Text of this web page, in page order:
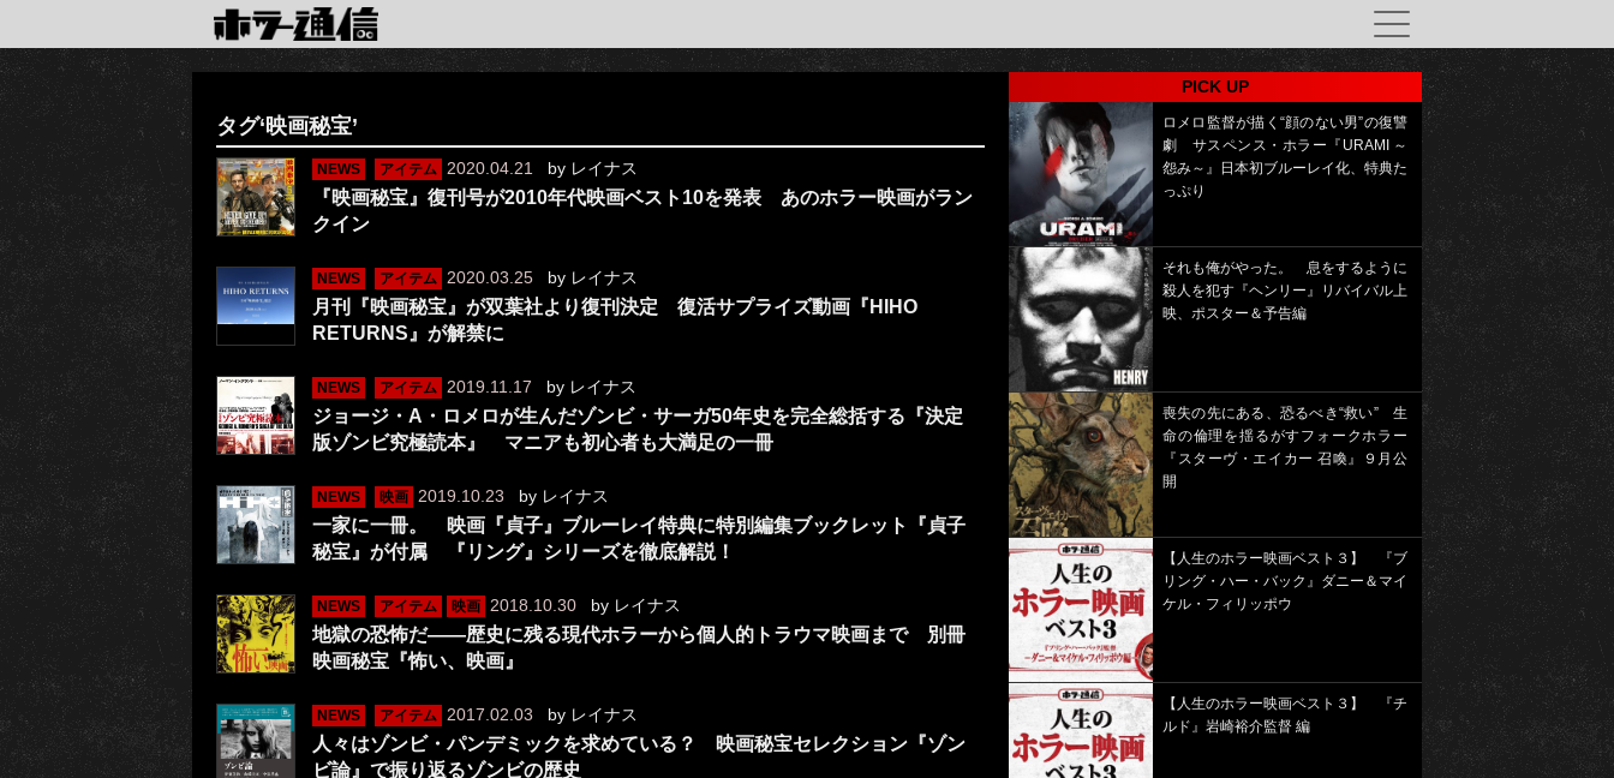
タグ‘映画秘宝’
NEWS アイテム 2020.04.21 by レイナス
『映画秘宝』復刊号が2010年代映画ベスト10を発表 あのホラー映画がラン
クイン
NEWS アイテム 2020.03.25 by レイナス
月刊『映画秘宝』が双葉社より復刊決定 復活サプライズ動画『HIHO
RETURNS』が解禁に
NEWS アイテム 2019.11.17 by レイナス
ジョージ・A・ロメロが生んだゾンビ・サーガ50年史を完全総括する『決定
版ゾンビ究極読本』 マニアも初心者も大満足の一冊
NEWS 映画 2019.10.23 by レイナス
一家に一冊。 映画『貞子』ブルーレイ特典に特別編集ブックレット『貞子
秘宝』が付属 『リング』シリーズを徹底解説！
NEWS アイテム 映画 2018.10.30 by レイナス
地獄の恐怖だ――歴史に残る現代ホラーから個人的トラウマ映画まで 別冊
映画秘宝『怖い、映画』
NEWS アイテム 2017.02.03 by レイナス
人々はゾンビ・パンデミックを求めている？ 映画秘宝セレクション『ゾン
ビ論』で振り返るゾンビの歴史
PICK UP
ロメロ監督が描く“顔のない男”の復讐
劇 サスペンス・ホラー『URAMI ～
怨み～』日本初ブルーレイ化、特典た
っぷり
それも俺がやった。 息をするように
殺人を犯す『ヘンリー』リバイバル上
映、ポスター＆予告編
喪失の先にある、恐るべき“救い” 生
命の倫理を揺るがすフォークホラー
『スターヴ・エイカー 召喚』９月公
開
【人生のホラー映画ベスト３】 『ブ
リング・ハー・バック』ダニー＆マイ
ケル・フィリッポウ
【人生のホラー映画ベスト３】 『チ
ルド』岩崎裕介監督 編